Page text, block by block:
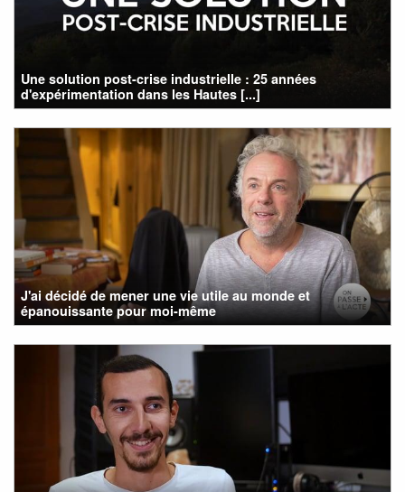
Une solution post-crise industrielle : 25 années
d'expérimentation dans les Hautes [...]
J'ai décidé de mener une vie utile au monde et
épanouissante pour moi-même